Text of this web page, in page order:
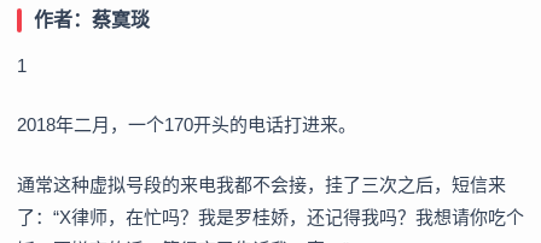
作者：蔡寞琰
1
2018年二月，一个170开头的电话打进来。
通常这种虚拟号段的来电我都不会接，挂了三次之后，短信来
了：“X律师，在忙吗？我是罗桂娇，还记得我吗？我想请你吃个